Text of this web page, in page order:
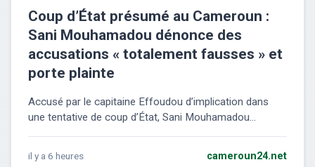
Coup d’État présumé au Cameroun :
Sani Mouhamadou dénonce des
accusations « totalement fausses » et
porte plainte
Accusé par le capitaine Effoudou d’implication dans
une tentative de coup d’État, Sani Mouhamadou...
il y a 6 heures cameroun24.net